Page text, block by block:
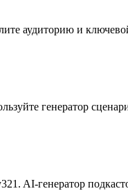
аудиторию и
генератор
AI-генератор